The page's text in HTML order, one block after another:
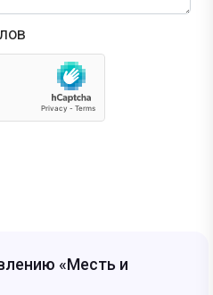
«Месть и